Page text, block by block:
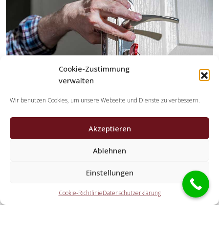
Cookie-Zustimmung
verwalten
Wir benutzen Cookies, um unsere Webseite und Dienste zu verbessern.
Akzeptieren
Ablehnen
Einstellungen
Cookie-RichtlinieDatenschutzerklärung
Schlüsseldienst Spezialisten?
Die Kooperationspartner übernehmen sämtliche Aufgaben,
welche Sie von einem Schlüsselnotdienst erwarten. Hierzu